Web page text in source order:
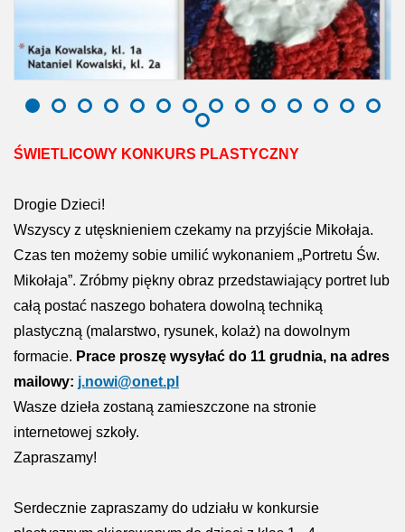
ŚWIETLICOWY KONKURS PLASTYCZNY
Drogie Dzieci!
Wszyscy z utęsknieniem czekamy na przyjście Mikołaja.
Czas ten możemy sobie umilić wykonaniem „Portretu Św.
Mikołaja”. Zróbmy piękny obraz przedstawiający portret lub
całą postać naszego bohatera dowolną techniką
plastyczną (malarstwo, rysunek, kolaż) na dowolnym
formacie. Prace proszę wysyłać do 11 grudnia, na adres
mailowy: j.nowi@onet.pl
Wasze dzieła zostaną zamieszczone na stronie
internetowej szkoły.
Zapraszamy!
Serdecznie zapraszamy do udziału w konkursie